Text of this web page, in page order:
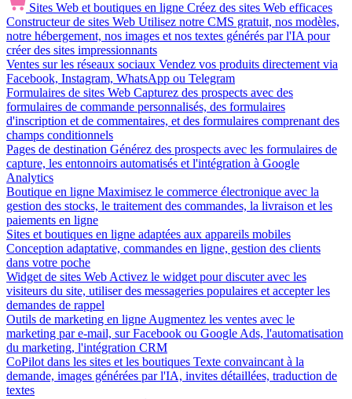
Sites Web et boutiques en ligne Créez des sites Web efficaces
Constructeur de sites Web Utilisez notre CMS gratuit, nos modèles,
notre hébergement, nos images et nos textes générés par l'IA pour
créer des sites impressionnants
Ventes sur les réseaux sociaux Vendez vos produits directement via
Facebook, Instagram, WhatsApp ou Telegram
Formulaires de sites Web Capturez des prospects avec des
formulaires de commande personnalisés, des formulaires
d'inscription et de commentaires, et des formulaires comprenant des
champs conditionnels
Pages de destination Générez des prospects avec les formulaires de
capture, les entonnoirs automatisés et l'intégration à Google
Analytics
Boutique en ligne Maximisez le commerce électronique avec la
gestion des stocks, le traitement des commandes, la livraison et les
paiements en ligne
Sites et boutiques en ligne adaptées aux appareils mobiles
Conception adaptative, commandes en ligne, gestion des clients
dans votre poche
Widget de sites Web Activez le widget pour discuter avec les
visiteurs du site, utiliser des messageries populaires et accepter les
demandes de rappel
Outils de marketing en ligne Augmentez les ventes avec le
marketing par e-mail, sur Facebook ou Google Ads, l'automatisation
du marketing, l'intégration CRM
CoPilot dans les sites et les boutiques Texte convaincant à la
demande, images générées par l'IA, invites détaillées, traduction de
textes